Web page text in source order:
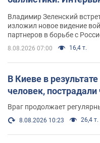
Владимир Зеленский
изложил новое видение
партнеров в борьбе с
8.08.2026 07:00 16,4 т.
В Киеве в
человек,
Враг продолжает
8.08.2026 10:23 26,4 т.